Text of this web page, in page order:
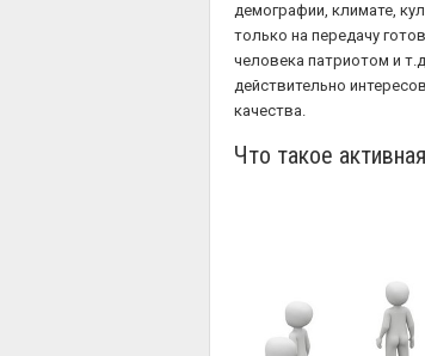
демографии, климате,
только на передачу
человека патриотом и
действительно
качества.
Что такое